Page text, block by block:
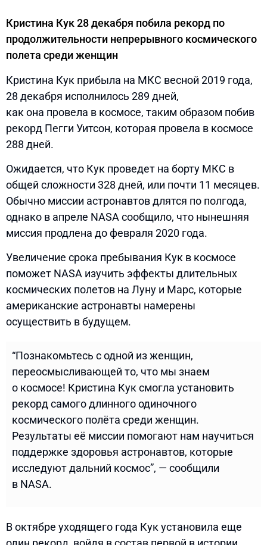
Кристина Кук 28 декабря побила рекорд по
продолжительности непрерывного космического
полета среди женщин
Кристина Кук прибыла на МКС весной 2019 года,
28 декабря исполнилось 289 дней,
как она провела в космосе, таким образом побив
рекорд Пегги Уитсон, которая провела в космосе
288 дней.
Ожидается, что Кук проведет на борту МКС в
общей сложности 328 дней, или почти 11 месяцев.
Обычно миссии астронавтов длятся по полгода,
однако в апреле NASA сообщило, что нынешняя
миссия продлена до февраля 2020 года.
Увеличение срока пребывания Кук в космосе
поможет NASA изучить эффекты длительных
космических полетов на Луну и Марс, которые
американские астронавты намерены
осуществить в будущем.
“Познакомьтесь с одной из женщин,
переосмысливающей то, что мы знаем
о космосе! Кристина Кук смогла установить
рекорд самого длинного одиночного
космического полёта среди женщин.
Результаты её миссии помогают нам научиться
поддержке здоровья астронавтов, которые
исследуют дальний космос”, — сообщили
в NASA.
В октябре уходящего года Кук установила еще